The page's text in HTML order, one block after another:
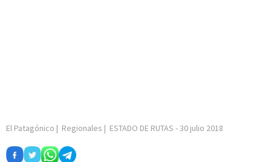
El Patagónico | Regionales | ESTADO DE RUTAS -30 julio 2018